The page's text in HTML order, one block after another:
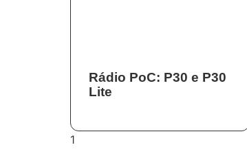
Rádio PoC: P30 e P30
Lite